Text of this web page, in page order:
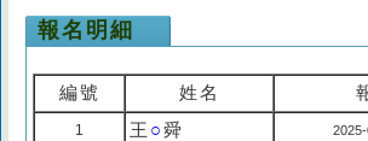
報名明細
編號 姓名
1 王 ○舜